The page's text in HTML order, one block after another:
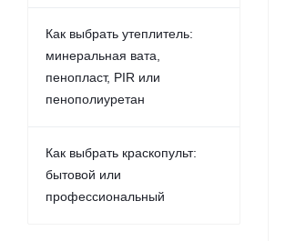
Как выбрать утеплитель:
минеральная вата,
пенопласт, PIR или
пенополиуретан
Как выбрать краскопульт:
бытовой или
профессиональный